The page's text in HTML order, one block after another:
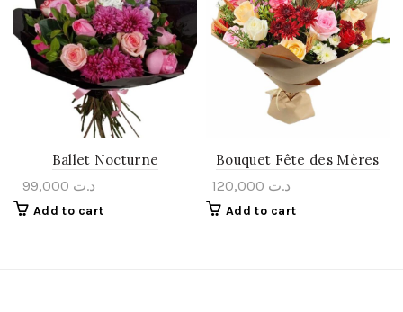
Ballet Nocturne
د.ت
Add to cart
Bouquet Fête des Mères
د.ت
Add to cart